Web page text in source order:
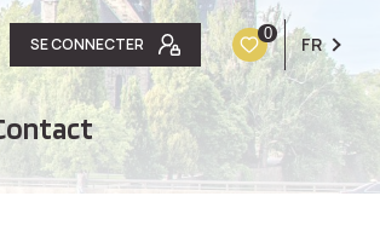
SE CONNECTER
0 FR
contact